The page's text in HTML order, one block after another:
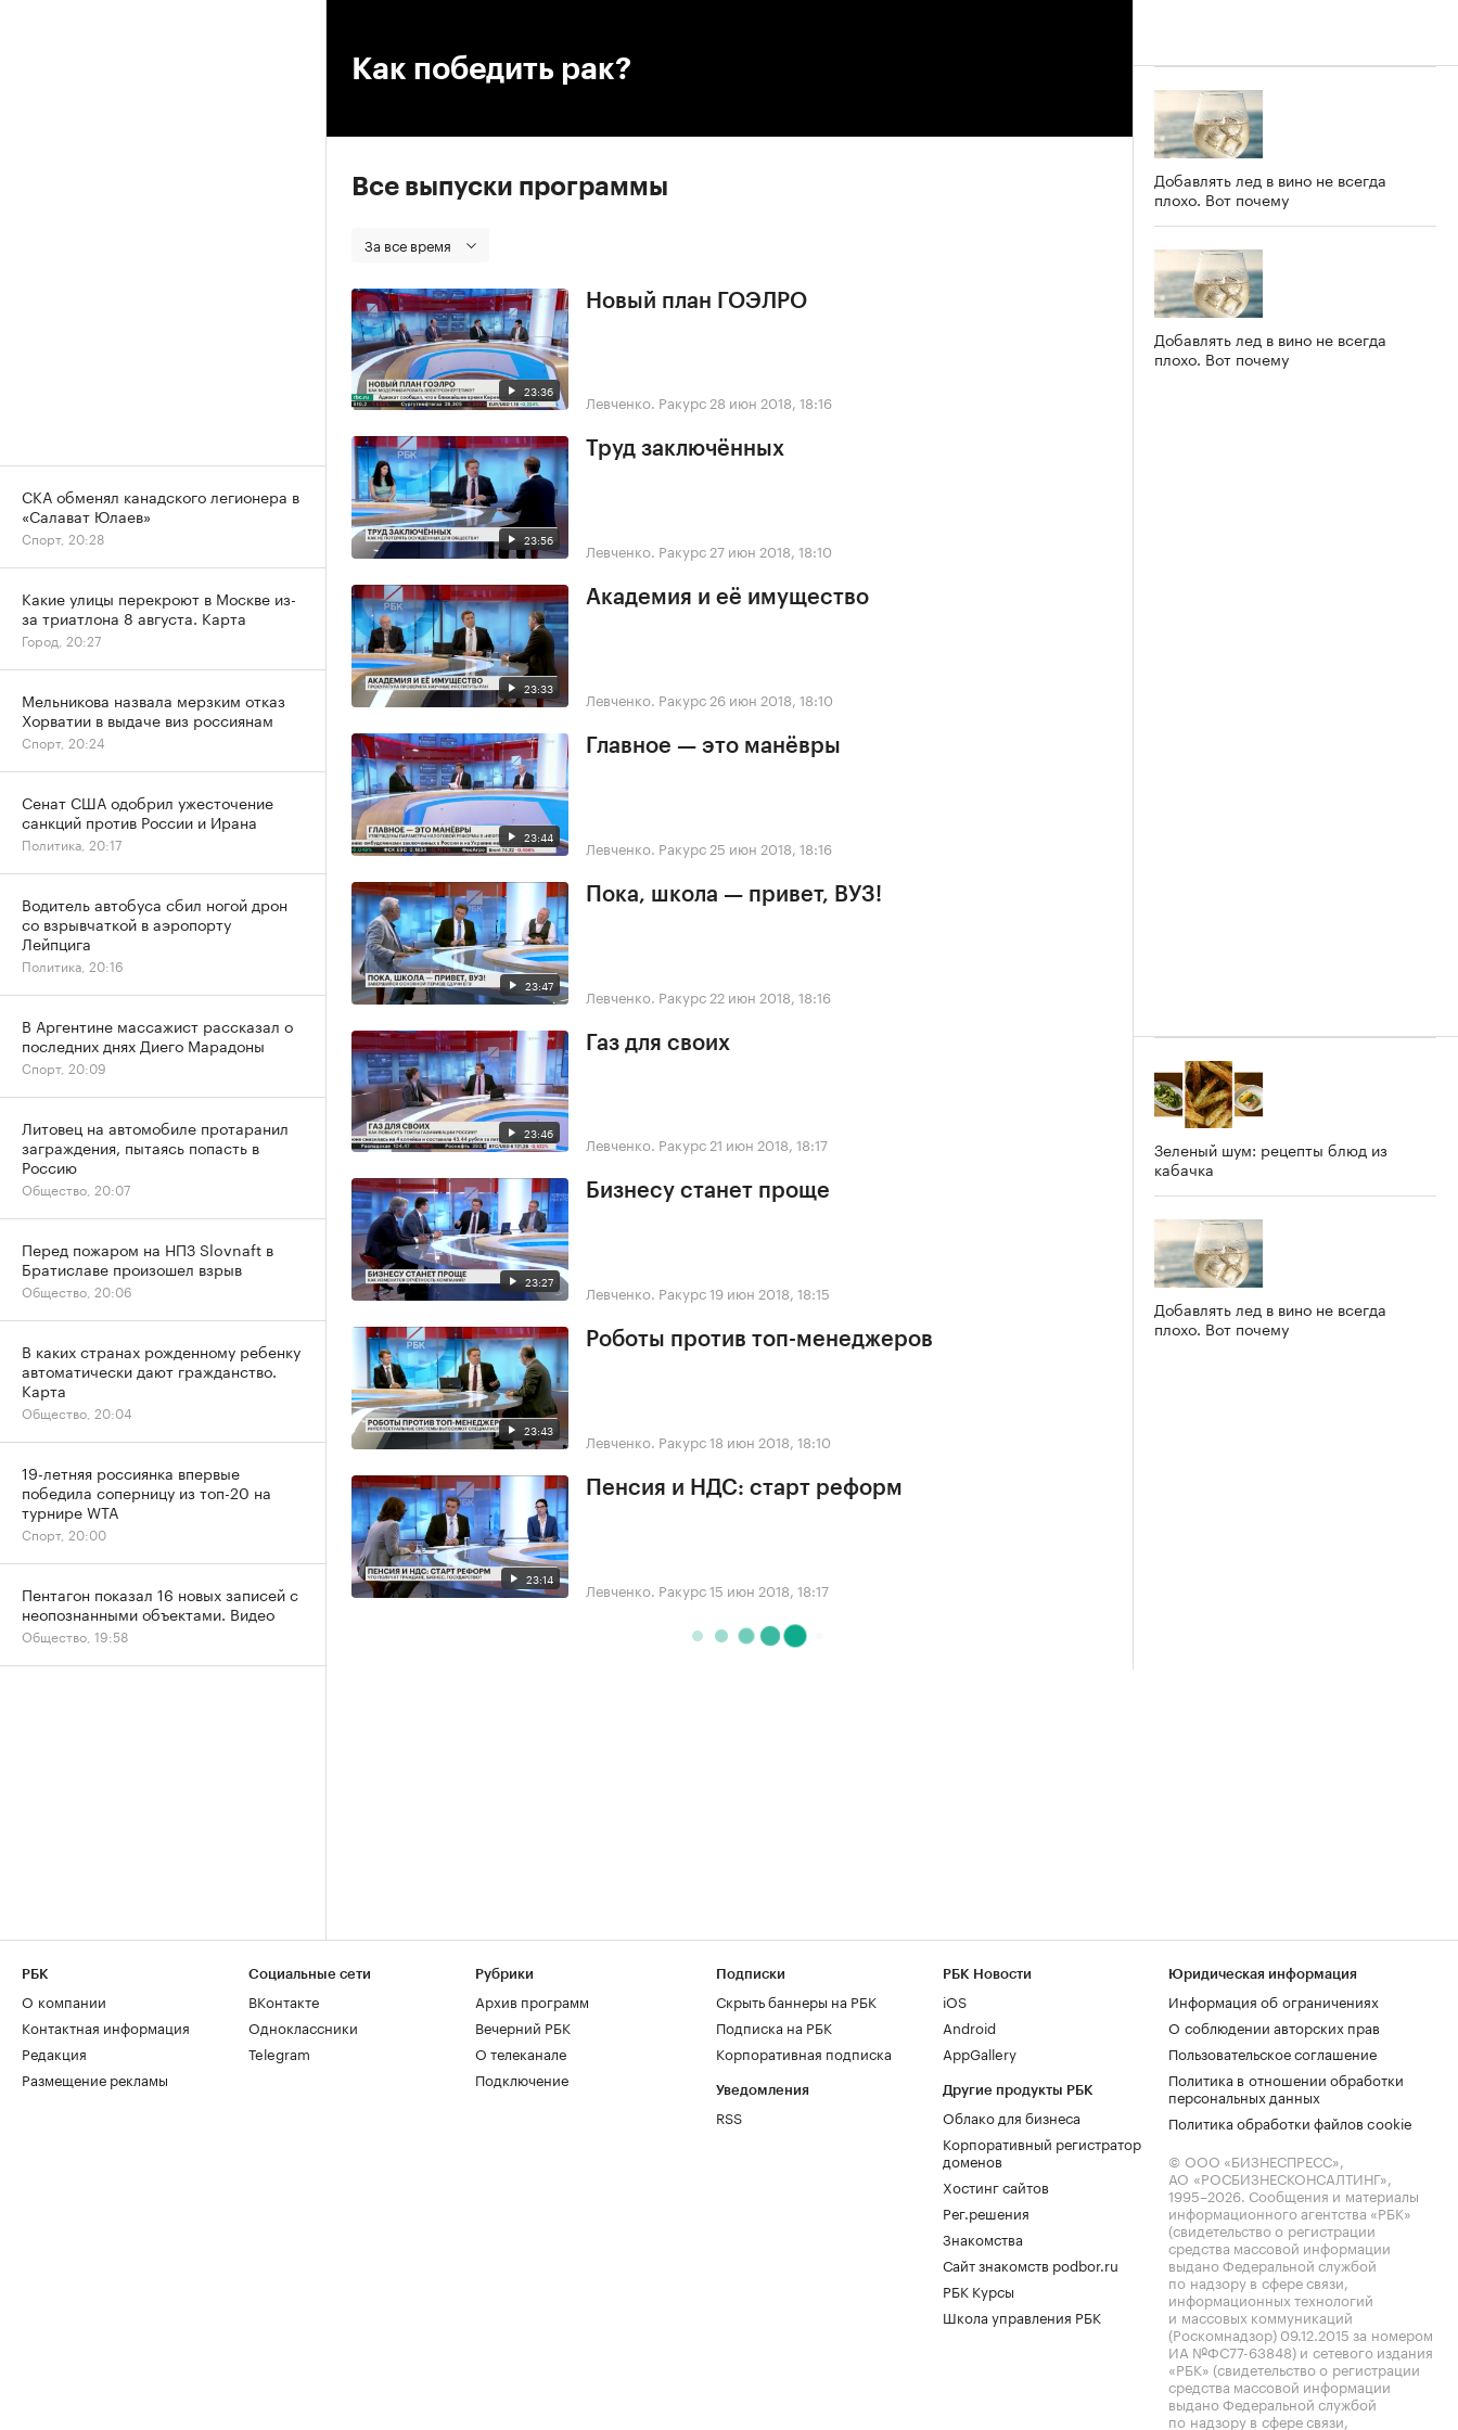
Как победить рак?
Все выпуски программы
За все время
23:36
Новый план ГОЭЛРО
Левченко. Ракурс 28 июн 2018, 18:16
23:56
Труд заключённых
Левченко. Ракурс 27 июн 2018, 18:10
23:33
Академия и её имущество
Левченко. Ракурс 26 июн 2018, 18:10
23:44
Главное — это манёвры
Левченко. Ракурс 25 июн 2018, 18:16
23:47
Пока, школа — привет, ВУЗ!
Левченко. Ракурс 22 июн 2018, 18:16
23:46
Газ для своих
Левченко. Ракурс 21 июн 2018, 18:17
23:27
Бизнесу станет проще
Левченко. Ракурс19 июн 2018, 18:15
23:43
Роботы против топ-менеджеров
Левченко. Ракурс18 июн 2018, 18:10
23:14
Пенсия и НДС: старт реформ
Левченко. Ракурс15 июн 2018, 18:17
Добавлять лед в вино не всегда
плохо. Вот почему
Добавлять лед в вино не всегда
плохо. Вот почему
Зеленый шум: рецепты блюд из
кабачка
Добавлять лед в вино не всегда
плохо. Вот почему
СКА обменял канадского легионера в
«Салават Юлаев»
Спорт, 20:28
Какие улицы перекроют в Москве из-
за триатлона 8 августа. Карта
Город, 20:27
Мельникова назвала мерзким отказ
Хорватии в выдаче виз россиянам
Спорт, 20:24
Сенат США одобрил ужесточение
санкций против России и Ирана
Политика, 20:17
Водитель автобуса сбил ногой дрон
со взрывчаткой в аэропорту
Лейпцига
Политика, 20:16
В Аргентине массажист рассказал о
последних днях Диего Марадоны
Спорт, 20:09
Литовец на автомобиле протаранил
заграждения, пытаясь попасть в
Россию
Общество, 20:07
Перед пожаром на НПЗ Slovnaft в
Братиславе произошел взрыв
Общество, 20:06
В каких странах рожденному ребенку
автоматически дают гражданство.
Карта
Общество, 20:04
19-летняя россиянка впервые
победила соперницу из топ-20 на
турнире WTA
Спорт, 20:00
Пентагон показал 16 новых записей с
неопознанными объектами. Видео
Общество, 19:58
РБК
О компании
Контактная информация
Редакция
Размещение рекламы
Социальные сети
ВКонтакте
Одноклассники
Telegram
Рубрики
Архив программ
Вечерний РБК
О телеканале
Подключение
Подписки
Скрыть баннеры на РБК
Подписка на РБК
Корпоративная подписка
Уведомления
RSS
РБК Новости
iOS
Android
AppGallery
Другие продукты РБК
Облако для бизнеса
Корпоративный регистратор
доменов
Хостинг сайтов
Рег.решения
Знакомства
Сайт знакомств podbor.ru
РБК Курсы
Школа управления РБК
Юридическая информация
Информация об ограничениях
О соблюдении авторских прав
Пользовательское соглашение
Политика в отношении обработки
персональных данных
Политика обработки файлов cookie
© ООО «БИЗНЕСПРЕСС»,
АО «РОСБИЗНЕСКОНСАЛТИНГ»,
1995–2026. Сообщения и материалы
информационного агентства «РБК»
(свидетельство о регистрации
средства массовой информации
выдано Федеральной службой
по надзору в сфере связи,
информационных технологий
и массовых коммуникаций
(Роскомнадзор) 09.12.2015 за номером
ИА №ФС77-63848) и сетевого издания
«РБК» (свидетельство о регистрации
средства массовой информации
выдано Федеральной службой
по надзору в сфере связи,